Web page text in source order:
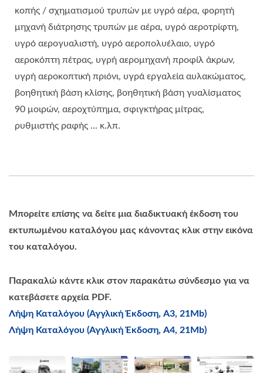
κοπής / σχηματισμού τρυπών με υγρό αέρα, φορητή
μηχανή διάτρησης τρυπών με αέρα, υγρό αεροτρίφτη,
υγρό αερογυαλιστή, υγρό αεροπολυέλαιο, υγρό
αεροκόπτη πέτρας, υγρή αερομηχανή προφίλ άκρων,
υγρή αεροκοπτική πριόνι, υγρά εργαλεία αυλακώματος,
βοηθητική βάση κλίσης, βοηθητική βάση γυαλίσματος
90 μοιρών, αεροχτύπημα, σφιγκτήρας μίτρας,
ρυθμιστής ραφής ... κ.λπ.
Μπορείτε επίσης να δείτε μια διαδικτυακή έκδοση του
εκτυπωμένου καταλόγου μας κάνοντας κλικ στην εικόνα
του καταλόγου.
Παρακαλώ κάντε κλικ στον παρακάτω σύνδεσμο για να
κατεβάσετε αρχεία PDF.
Λήψη Καταλόγου (Αγγλική Έκδοση, A3, 21Mb)
Λήψη Καταλόγου (Αγγλική Έκδοση, A4, 21Mb)